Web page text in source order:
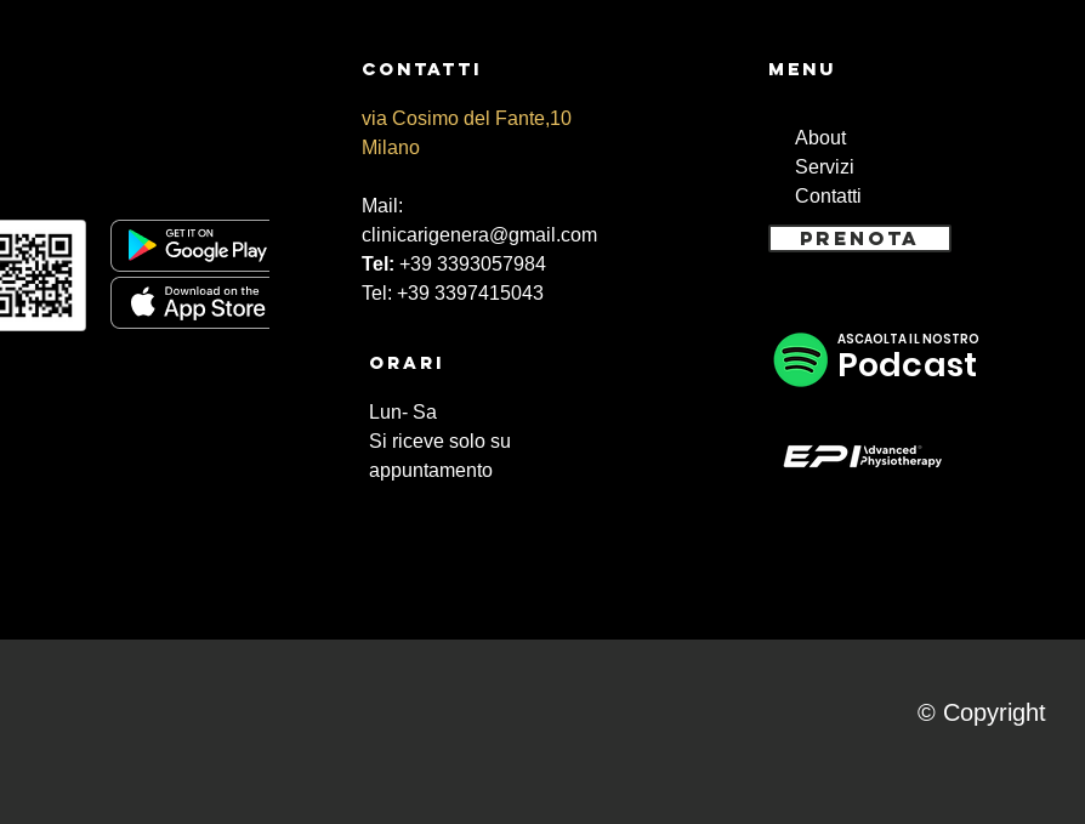
CONtATTI
via Cosimo del Fante,10
Milano
Mail:
clinicarigenera@gmail.com
Tel: +39 3393057984
Tel: +39 3397415043
Orari
Lun- Sa
Si riceve solo su
appuntamento
Menu
About
Servizi
Contatti
PRENOTA
Podcast
ASCAOLTA IL NOSTRO
© Copyright